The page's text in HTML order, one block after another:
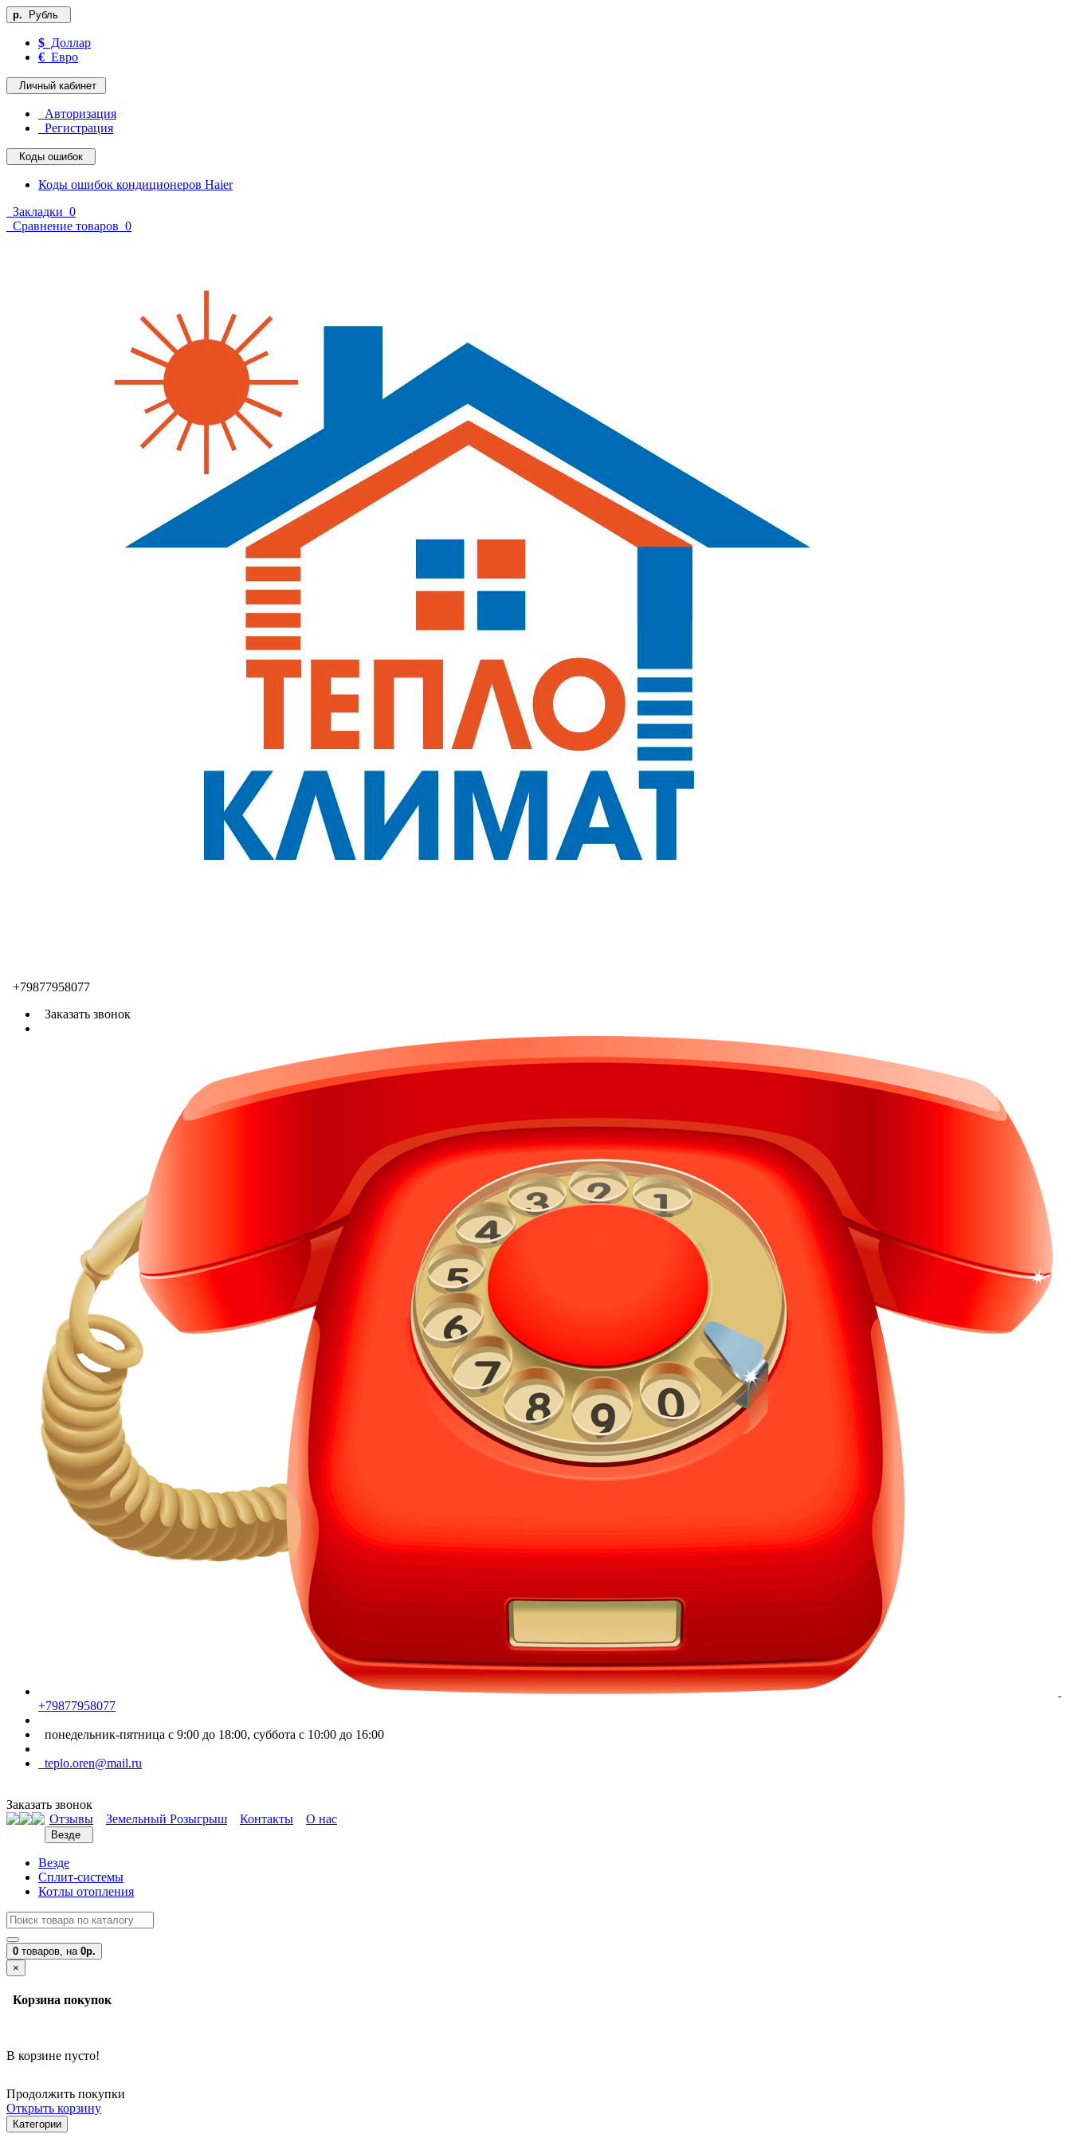
р. Рубль
$ Доллар
€ Евро
Личный кабинет
Авторизация
Регистрация
Коды ошибок
Коды ошибок кондиционеров Haier
Закладки 0
Сравнение товаров 0
+79877958077
Заказать звонок
+79877958077
понедельник-пятница с 9:00 до 18:00, суббота с 10:00 до 16:00
teplo.oren@mail.ru
Заказать звонок
Отзывы
Земельный Розыгрыш Контакты О нас
Везде
Везде
Сплит-системы
Котлы отопления
0 товаров, на 0р.
×
Корзина покупок
В корзине пусто!
Продолжить покупки
Открыть корзину
Категории